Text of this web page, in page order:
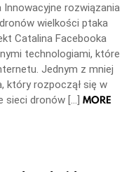
rozwiązania
wielkości ptaka
Catalina Facebooka
technologiami, które
Jednym z mniej
który rozpoczął się w
sieci dronów […] MORE